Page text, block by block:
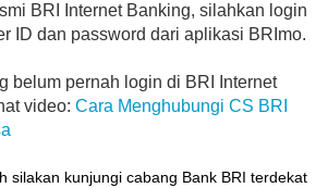
BRI Internet Banking, silahkan login
ID dan password dari aplikasi BRImo.
belum pernah login di BRI Internet
video: Cara Menghubungi CS BRI
silakan kunjungi cabang Bank BRI terdekat